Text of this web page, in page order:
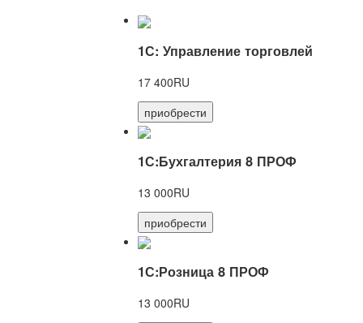
1С: Управление торговлей
17 400RU
приобрести
1С:Бухгалтерия 8 ПРОФ
13 000RU
приобрести
1С:Розница 8 ПРОФ
13 000RU